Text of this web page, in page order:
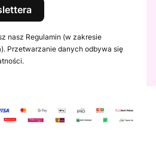
nasz Regulamin (w zakresie
Przetwarzanie danych odbywa się